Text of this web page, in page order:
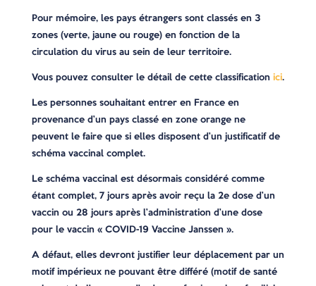
Pour mémoire, les pays étrangers sont classés en 3
zones (verte, jaune ou rouge) en fonction de la
circulation du virus au sein de leur territoire.
Vous pouvez consulter le détail de cette classification ici.
Les personnes souhaitant entrer en France en
provenance d’un pays classé en zone orange ne
peuvent le faire que si elles disposent d’un justificatif de
schéma vaccinal complet.
Le schéma vaccinal est désormais considéré comme
étant complet, 7 jours après avoir reçu la 2e dose d’un
vaccin ou 28 jours après l’administration d’une dose
pour le vaccin « COVID-19 Vaccine Janssen ».
A défaut, elles devront justifier leur déplacement par un
motif impérieux ne pouvant être différé (motif de santé